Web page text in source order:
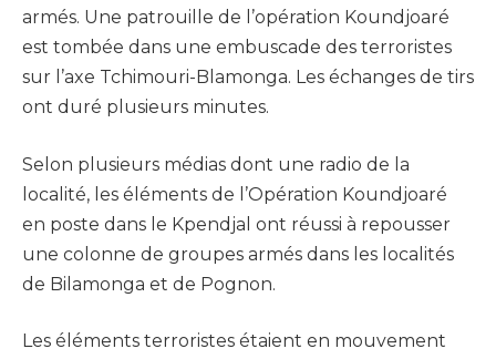
armés. Une patrouille de l’opération Koundjoaré
est tombée dans une embuscade des terroristes
sur l’axe Tchimouri-Blamonga. Les échanges de tirs
ont duré plusieurs minutes.
Selon plusieurs médias dont une radio de la
localité, les éléments de l’Opération Koundjoaré
en poste dans le Kpendjal ont réussi à repousser
une colonne de groupes armés dans les localités
de Bilamonga et de Pognon.
Les éléments terroristes étaient en mouvement